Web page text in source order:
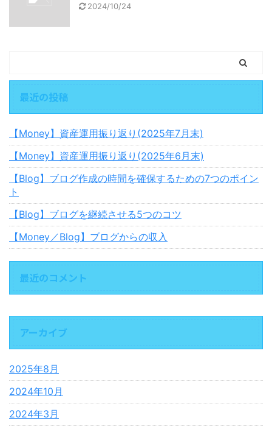
2024/10/24
最近の投稿
【Money】資産運用振り返り(2025年7月末)
【Money】資産運用振り返り(2025年6月末)
【Blog】ブログ作成の時間を確保するための7つのポイン
ト
【Blog】ブログを継続させる5つのコツ
【Money／Blog】ブログからの収入
最近のコメント
アーカイブ
2025年8月
2024年10月
2024年3月